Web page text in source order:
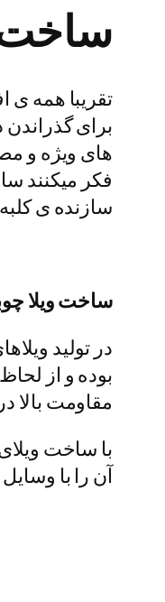
ساخت
تقریبا همه ی
برای
های ویژه و
فکر میکنند
سازنده ی
ساخت ویلا
در تولید
بوده و از
مقاومت بالا
با ساخت
آن را با